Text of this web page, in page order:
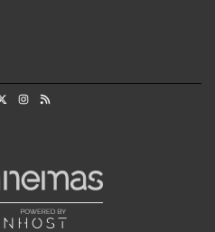
Instagram